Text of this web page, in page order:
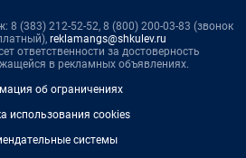
8 (383) 212-52-52, 8 (800) 200-03-83 (звонок
reklamangs@shkulev.ru
ответственности за достоверность
в рекламных объявлениях.
об ограничениях
использования cookies
системы